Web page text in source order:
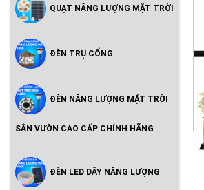
Hoàng Quốc Bảo - Độ Sáng Cao,
QUẠT NĂNG LƯỢNG MẶT TRỜI
ĐÈN TRỤ CỔNG
ĐÈN NĂNG LƯỢNG MẶT TRỜI
SÂN VƯỜN CAO CẤP CHÍNH HÃNG
ĐÈN LED DÂY NĂNG LƯỢNG